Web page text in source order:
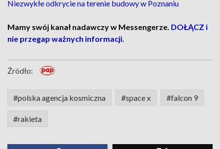
Niezwykłe odkrycie na terenie budowy w Poznaniu
Mamy swój kanał nadawczy w Messengerze. DOŁĄCZ i
nie przegap ważnych informacji.
Źródło:
#polska agencja kosmiczna #space x #falcon 9
#rakieta